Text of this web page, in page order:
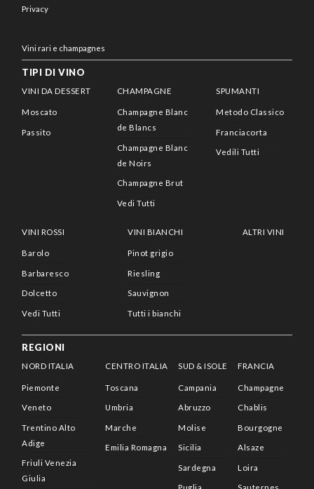
Privacy
Vini rari e champagnes
TIPI DI VINO
VINI DA DESSERT
Moscato
Passito
CHAMPAGNE
Champagne Blanc
de Blancs
Champagne Blanc
de Noirs
Champagne Brut
Vedi Tutti
SPUMANTI
Metodo Classico
Franciacorta
Vedili Tutti
VINI ROSSI
Barolo
Barbaresco
Dolcetto
Vedi Tutti
VINI BIANCHI
Pinot grigio
Riesling
Sauvignon
Tutti i bianchi
ALTRI VINI
REGIONI
NORD ITALIA
Piemonte
Veneto
Trentino Alto
Adige
Friuli Venezia
Giulia
CENTRO ITALIA
Toscana
Umbria
Marche
Emilia Romagna
SUD & ISOLE
Campania
Abruzzo
Molise
Sicilia
Sardegna
FRANCIA
Champagne
Chablis
Bourgogne
Alsaze
Loira